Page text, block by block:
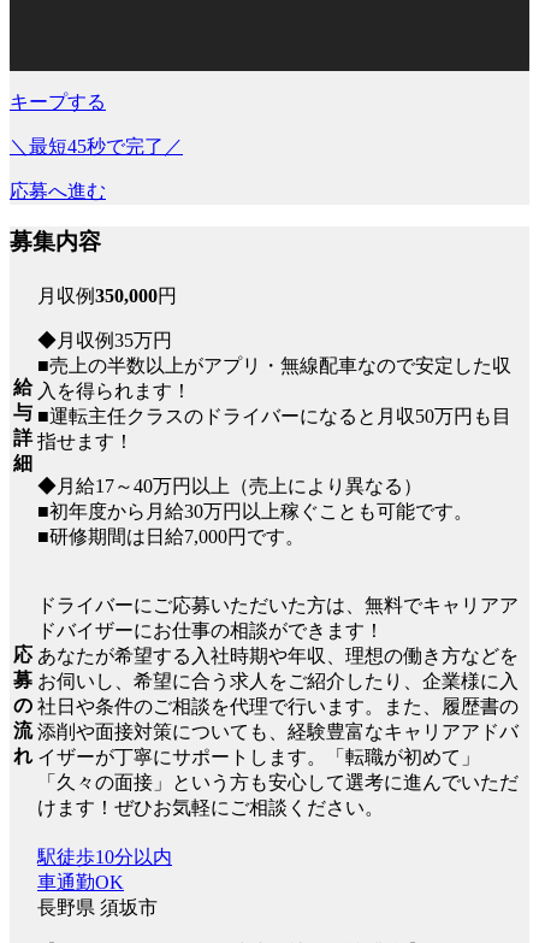
キープする
＼最短45秒で完了／
応募へ進む
募集内容
給
与
詳
細
月収例350,000円
◆月収例35万円
■売上の半数以上がアプリ・無線配車なので安定した収
入を得られます！
■運転主任クラスのドライバーになると月収50万円も目
指せます！
◆月給17～40万円以上（売上により異なる）
■初年度から月給30万円以上稼ぐことも可能です。
■研修期間は日給7,000円です。
応
募
の
流
れ
ドライバーにご応募いただいた方は、無料でキャリアア
ドバイザーにお仕事の相談ができます！
あなたが希望する入社時期や年収、理想の働き方などを
お伺いし、希望に合う求人をご紹介したり、企業様に入
社日や条件のご相談を代理で行います。また、履歴書の
添削や面接対策についても、経験豊富なキャリアアドバ
イザーが丁寧にサポートします。「転職が初めて」
「久々の面接」という方も安心して選考に進んでいただ
けます！ぜひお気軽にご相談ください。
駅徒歩10分以内
車通勤OK
長野県 須坂市